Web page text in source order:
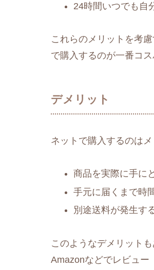
24時間いつでも自
これらのメリットを考
で購入するのが一番コ
デメリット
ネットで購入するのは
商品を実際に手に
手元に届くまで時
別途送料が発生す
このようなデメリット
Amazonなどでレビュー